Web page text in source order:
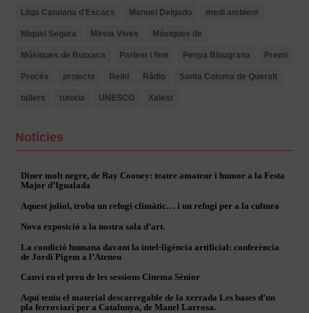
Lliga Catalana d'Escacs Manuel Delgado medi ambient
Miquel Segura Mireia Vives Músiques de
Músiques de Butxaca Parlem i fem Penya Blaugrana Premi
Procés projecte Reiki Ràdio Santa Coloma de Queralt
tallers tutoria UNESCO Xalest
Notícies
Diner molt negre, de Ray Cooney: teatre amateur i humor a la Festa
Major d’Igualada
Aquest juliol, troba un refugi climàtic… i un refugi per a la cultura
Nova exposició a la nostra sala d’art.
La condició humana davant la intel·ligència artificial: conferència
de Jordi Pigem a l’Ateneu
Canvi en el preu de les sessions Cinema Sènior
Aquí teniu el material descarregable de la xerrada Les bases d’un
pla ferroviari per a Catalunya, de Manel Larrosa.